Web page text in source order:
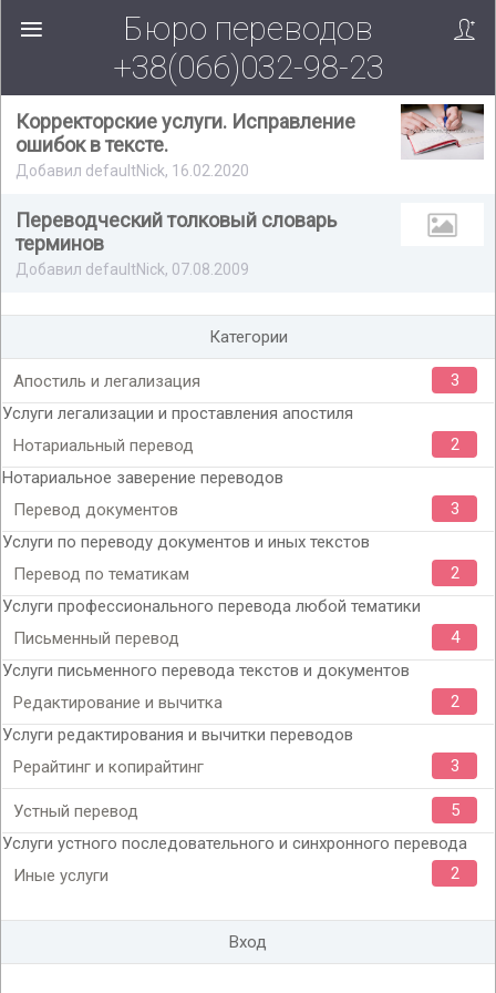
Бюро переводов
+38(066)032-98-23
Корректорские услуги. Исправление
ошибок в тексте.
Добавил defaultNick, 16.02.2020
Переводческий толковый словарь
терминов
Добавил defaultNick, 07.08.2009
Категории
Апостиль и легализация
3
Услуги легализации и проставления апостиля
Нотариальный перевод
2
Нотариальное заверение переводов
Перевод документов
3
Услуги по переводу документов и иных текстов
Перевод по тематикам
2
Услуги профессионального перевода любой тематики
Письменный перевод
4
Услуги письменного перевода текстов и документов
Редактирование и вычитка
2
Услуги редактирования и вычитки переводов
Рерайтинг и копирайтинг
3
Устный перевод
5
Услуги устного последовательного и синхронного перевода
Иные услуги
2
Вход